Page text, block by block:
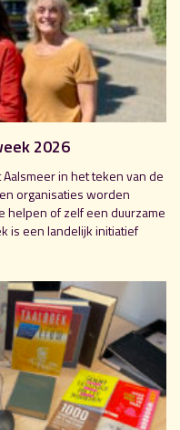
2026
in het teken van de
organisaties worden
helpen of zelf een duurzame
is een landelijk initiatief